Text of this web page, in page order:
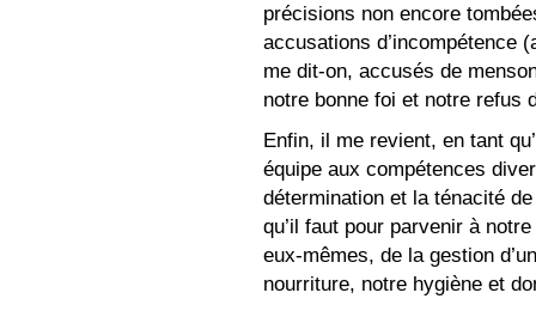
précisions non encore
accusations d’incompétence
me dit-on, accusés de
notre bonne foi et notre refus
Enfin, il me revient, en tant
équipe aux compétences
détermination et la ténacité
qu’il faut pour parvenir à
eux-mêmes, de la gestion
nourriture, notre hygiène et